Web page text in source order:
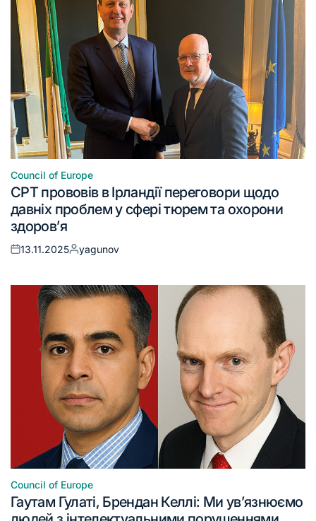
Council of Europe
CPT прововів в Ірландії переговори щодо
давніх проблем у сфері тюрем та охорони
здоров’я
13.11.2025 yagunov
Council of Europe
Гаутам Гулаті, Брендан Келлі: Ми ув’язнюємо